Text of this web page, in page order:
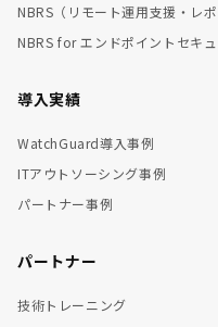
NBRS（リモート運用支援・レポ
NBRS for エンドポイントセキュ
導入実績
WatchGuard導入事例
ITアウトソーシング事例
パートナー事例
パートナー
技術トレーニング